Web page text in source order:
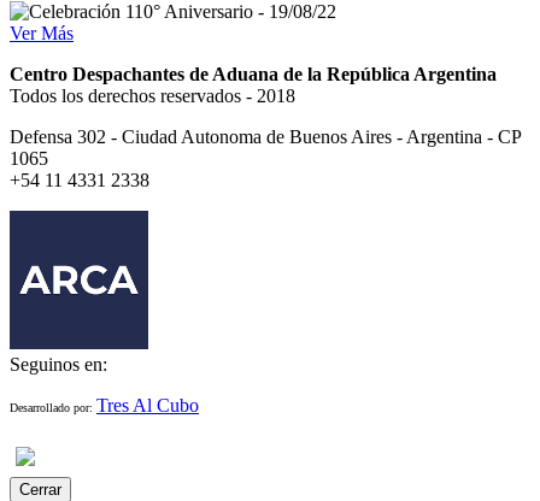
Ver Más
Centro Despachantes de Aduana de la República Argentina
Todos los derechos reservados - 2018
Defensa 302 - Ciudad Autonoma de Buenos Aires - Argentina - CP
1065
+54 11 4331 2338
Seguinos en:
Desarrollado por: Tres Al Cubo
Cerrar